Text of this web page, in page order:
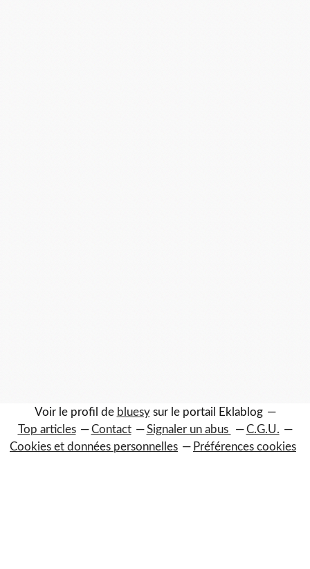
Voir le profil de bluesysur le portail Eklablog
Top articles
Contact Signaler un abus
C.G.U.
Cookies et données personnelles
Préférences cookies